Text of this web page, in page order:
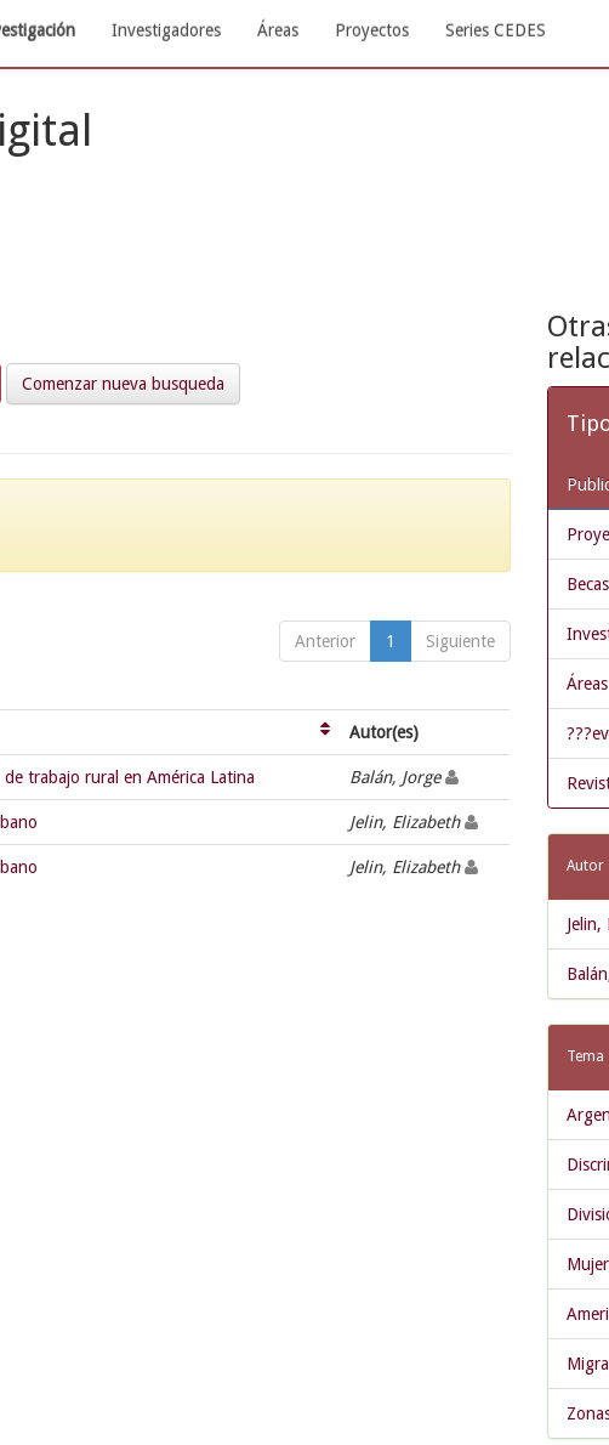
Investigadores Áreas Proyectos Series CEDES
Comenzar nueva busqueda
Anterior 1 Siguiente
Autor(es)
trabajo rural en América Latina Balán, Jorge
Jelin, Elizabeth
Jelin, Elizabeth
Áreas
Autor
Jelin,
Tema